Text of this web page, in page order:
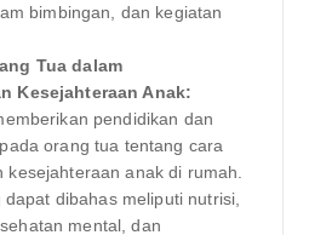
bimbingan, dan kegiatan
Tua dalam
Kesejahteraan Anak:
pendidikan dan
orang tua tentang cara
kesejahteraan anak di rumah.
dibahas meliputi nutrisi,
mental, dan